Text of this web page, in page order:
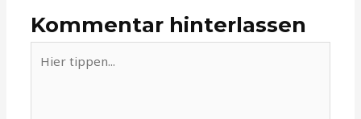
Kommentar hinterlassen
tippen...